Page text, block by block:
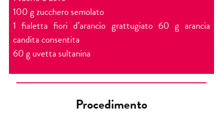
100 g zucchero semolato
1 fialetta fiori d’arancio grattugiato 60 g arancia
candita consentita
60 g uvetta sultanina
Procedimento